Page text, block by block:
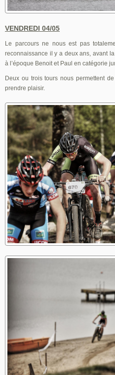
VENDREDI 04/05
Le parcours ne nous est pas
reconnaissance il y a deux ans, avant
à l’époque Benoit et Paul en catégorie
Deux ou trois tours nous permettent
prendre plaisir.